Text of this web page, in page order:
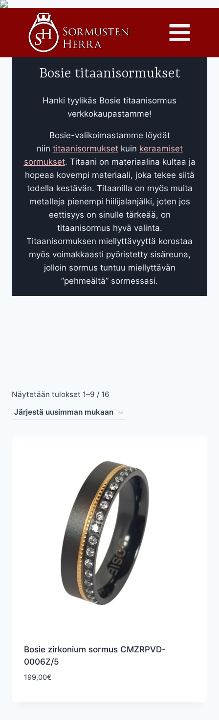
sisältöön
Bosie titaanisormukset
Hanki tyylikäs Bosie titaanisormus
verkkokaupastamme!
Bosie-valikoimastamme löydät
niin titaanisormuksetkuin keraamiset
sormukset. Titaani on materiaalina kultaa ja
hopeaa kovempi materiaali, joka tekee siitä
todella kestävän. Titaanilla on myös muita
metalleja pienempi hiilijalanjälki, joten jos
eettisyys on sinulle tärkeää, on
titaanisormus hyvä valinta.
Titaanisormuksen miellyttävyyttä korostaa
myös voimakkaasti pyöristetty sisäreuna,
jolloin sormus tuntuu miellyttävän
”pehmeältä” sormessasi.
Näytetään tulokset 1–9 / 16
by
latest
Bosie zirkonium sormus CMZRPVD-
0006Z/5
199,00€